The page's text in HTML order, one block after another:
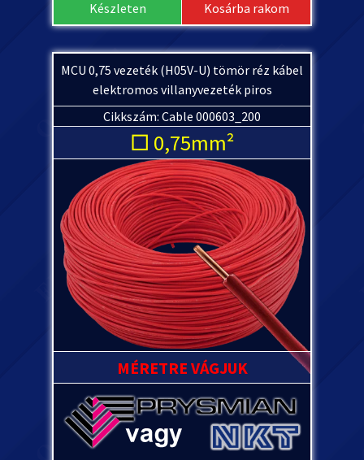
Készleten Kosárba rakom
MCU 0,75 vezeték (H05V-U) tömör réz kábel
elektromos villanyvezeték piros
Cikkszám: Cable 000603_200
□ 0,75mm²
MÉRETRE VÁGJUK